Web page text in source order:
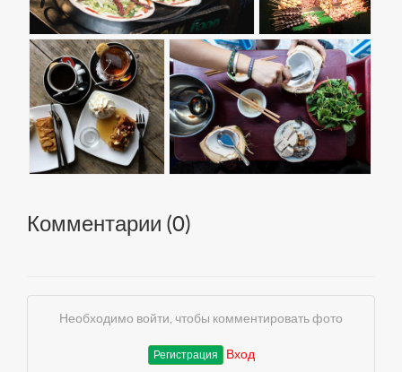
Комментарии (0)
Необходимо войти, чтобы комментировать фото
Регистрация Вход